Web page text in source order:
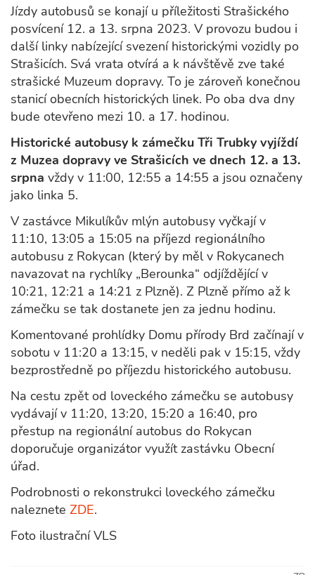
Jízdy autobusů se konají u příležitosti Strašického
posvícení 12. a 13. srpna 2023. V provozu budou i
další linky nabízející svezení historickými vozidly po
Strašicích. Svá vrata otvírá a k návštěvě zve také
strašické Muzeum dopravy. To je zároveň konečnou
stanicí obecních historických linek. Po oba dva dny
bude otevřeno mezi 10. a 17. hodinou.
Historické autobusy k zámečku Tři Trubky vyjíždí
z Muzea dopravy ve Strašicích ve dnech 12. a 13.
srpna vždy v 11:00, 12:55 a 14:55 a jsou označeny
jako linka 5.
V zastávce Mikulíkův mlýn autobusy vyčkají v
11:10, 13:05 a 15:05 na příjezd regionálního
autobusu z Rokycan (který by měl v Rokycanech
navazovat na rychlíky „Berounka“ odjíždějící v
10:21, 12:21 a 14:21 z Plzně). Z Plzně přímo až k
zámečku se tak dostanete jen za jednu hodinu.
Komentované prohlídky Domu přírody Brd začínají v
sobotu v 11:20 a 13:15, v neděli pak v 15:15, vždy
bezprostředně po příjezdu historického autobusu.
Na cestu zpět od loveckého zámečku se autobusy
vydávají v 11:20, 13:20, 15:20 a 16:40, pro
přestup na regionální autobus do Rokycan
doporučuje organizátor využít zastávku Obecní
úřad.
Podrobnosti o rekonstrukci loveckého zámečku
naleznete ZDE.
Foto ilustrační VLS